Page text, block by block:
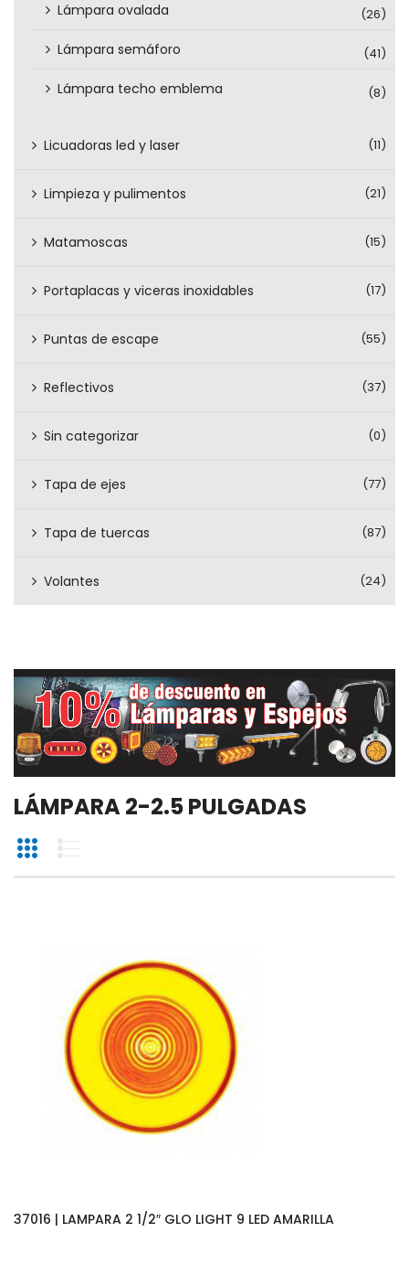
Lámpara ovalada (26)
Lámpara semáforo (41)
Lámpara techo emblema (8)
Licuadoras led y laser (11)
Limpieza y pulimentos (21)
Matamoscas (15)
Portaplacas y viceras inoxidables (17)
Puntas de escape (55)
Reflectivos (37)
Sin categorizar (0)
Tapa de ejes (77)
Tapa de tuercas (87)
Volantes (24)
LÁMPARA 2-2.5 PULGADAS
37016 | LAMPARA 2 1/2″ GLO LIGHT 9 LED AMARILLA